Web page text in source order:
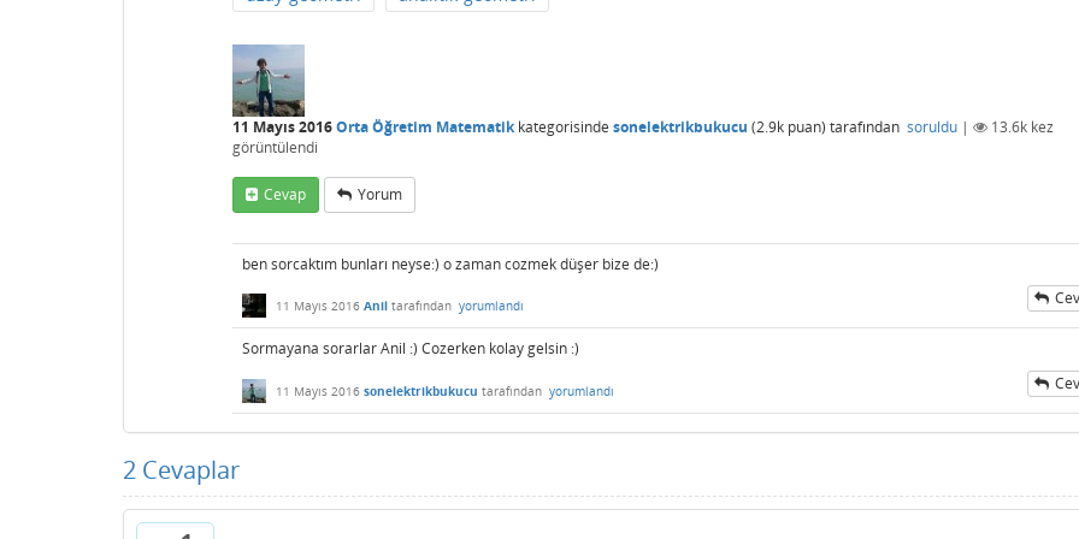
11 Mayıs 2016Orta Öğretim Matematikkategorisinde sonelektrikbukucu (2.9k puan) tarafından soruldu | 13.6k kez
görüntülendi
Cevap Yorum
ben sorcaktım bunları neyse:) o zaman cozmek düşer bize de:)
11 Mayıs 2016 Anil tarafından yorumlandı
Sormayana sorarlar Anil :) Cozerken kolay gelsin :)
11 Mayıs 2016 sonelektrikbukucu tarafından yorumlandı
2 Cevaplar